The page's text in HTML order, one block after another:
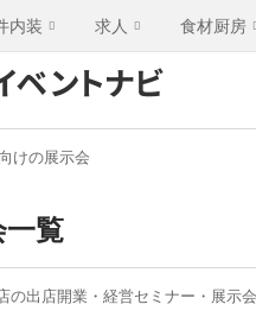
内装 求人 食材厨房
けの展示会
一覧
の出店開業・経営セミナー・展示